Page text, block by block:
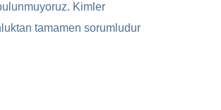
Kimler
tamamen sorumludur